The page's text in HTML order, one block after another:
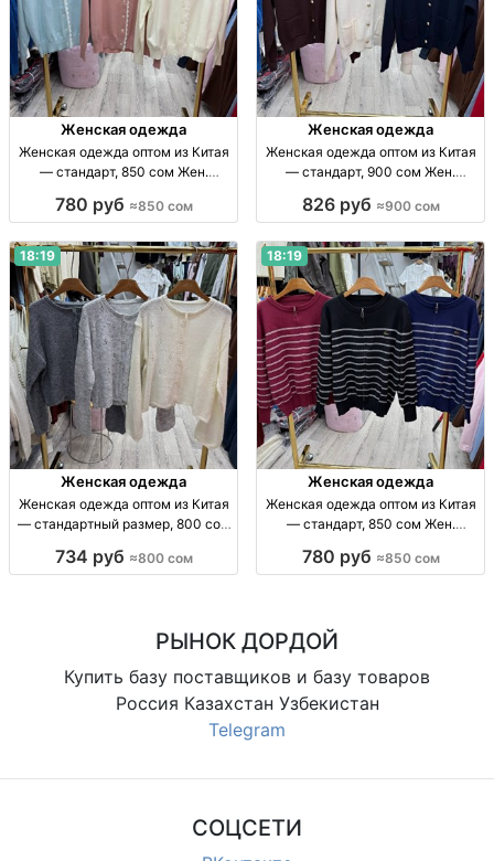
Женская одежда
Женская одежда оптом из Китая
— стандарт, 850 сом Жен.
прямые поставки, отправка по
780 руб ≈850 сом
Женская одежда
Женская одежда оптом из Китая
— стандарт, 900 сом Жен.
сом; отправка по СНГ
826 руб ≈900 сом
18:19
Женская одежда
Женская одежда оптом из Китая
— стандартный размер, 800 сом
Китай, 800 сом, отправка по СНГ
734 руб ≈800 сом
18:19
Женская одежда
Женская одежда оптом из Китая
— стандарт, 850 сом Жен.
Китай, 850 сом.
780 руб ≈850 сом
РЫНОК ДОРДОЙ
Купить базу поставщиков и базу товаров
Россия Казахстан Узбекистан
Telegram
СОЦСЕТИ